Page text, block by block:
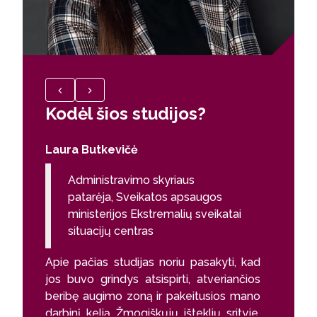
Kodėl šios studijos?
Laura Butkevičė
Administravimo skyriaus
patarėja, Sveikatos apsaugos
ministerijos Ekstremalių sveikatai
situacijų centras
Apie pačias studijas noriu pasakyti, kad
jos buvo grindys atsispirti, atveriančios
beribę augimo zoną ir pakeitusios mano
darbinį kelią Žmogiškųjų išteklių srityje.